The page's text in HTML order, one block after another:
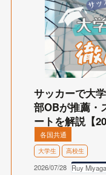
サッカーで大
部OBが推薦・
ートを解説【
各国共通
大学生 高校生
2026/07/28 Ruy